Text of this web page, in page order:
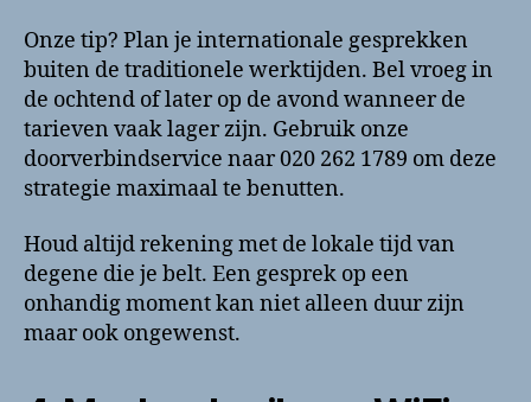
Onze tip? Plan je internationale gesprekken
buiten de traditionele werktijden. Bel vroeg in
de ochtend of later op de avond wanneer de
tarieven vaak lager zijn. Gebruik onze
doorverbindservice naar 020 262 1789 om deze
strategie maximaal te benutten.
Houd altijd rekening met de lokale tijd van
degene die je belt. Een gesprek op een
onhandig moment kan niet alleen duur zijn
maar ook ongewenst.